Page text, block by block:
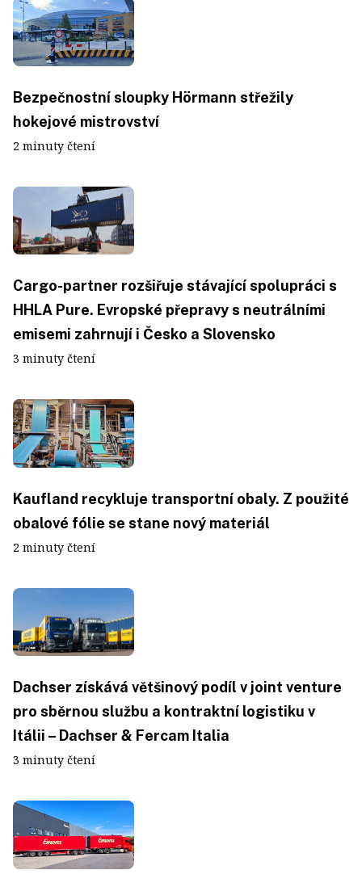
Bezpečnostní sloupky Hörmann střežily
hokejové mistrovství
2 minuty čtení
Cargo-partner rozšiřuje stávající spolupráci s
HHLA Pure. Evropské přepravy s neutrálními
emisemi zahrnují i Česko a Slovensko
3 minuty čtení
Kaufland recykluje transportní obaly. Z použité
obalové fólie se stane nový materiál
2 minuty čtení
Dachser získává většinový podíl v joint venture
pro sběrnou službu a kontraktní logistiku v
Itálii – Dachser & Fercam Italia
3 minuty čtení